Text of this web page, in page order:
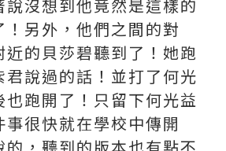
沒想到他竟然是這樣的
另外，他們之間的對
的貝莎碧聽到了！她跑
說過的話！並打了何光
跑開了！只留下何光益
很快就在學校中傳開